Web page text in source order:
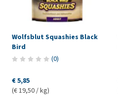
Wolfsblut Squashies Black
Bird
(0)
€ 5,85
(€ 19,50 / kg)